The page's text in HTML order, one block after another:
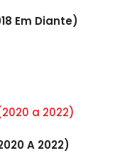
Em Diante)
A 2022)